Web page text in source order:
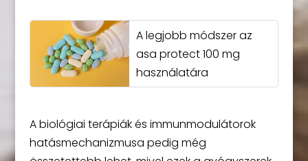
A legjobb módszer az
asa protect 100 mg
használatára
A biológiai terápiák és immunmodulátorok
hatásmechanizmusa pedig még